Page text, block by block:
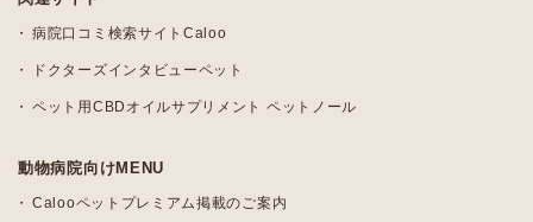
病院口コミ検索サイトCaloo
ドクターズインタビューペット
ペット用CBDオイルサプリメント ペットノール
動物病院向けMENU
Calooペットプレミアム掲載のご案内